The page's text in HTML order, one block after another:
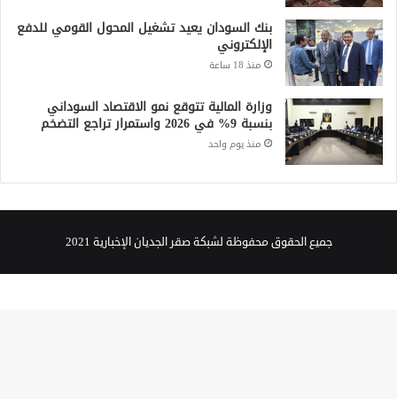
بنك السودان يعيد تشغيل المحول القومي للدفع
الإلكتروني
منذ 18 ساعة
وزارة المالية تتوقع نمو الاقتصاد السوداني
بنسبة 9% في 2026 واستمرار تراجع التضخم
منذ يوم واحد
جميع الحقوق محفوظة لشبكة صقر الجديان الإخبارية 2021